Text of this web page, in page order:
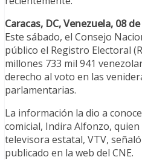
Caracas, DC, Venezuela, 08
Este sábado, el Consejo
público el Registro Electoral
millones 733 mil 941
derecho al voto en las
parlamentarias.
La información la dio a
comicial, Indira Alfonzo,
televisora estatal, VTV,
publicado en la web del CNE.